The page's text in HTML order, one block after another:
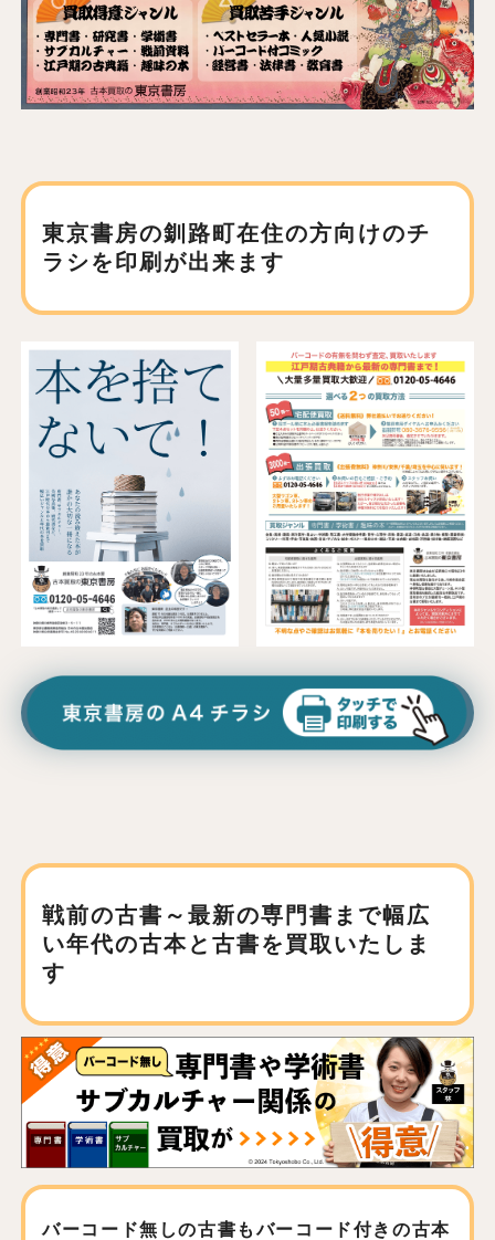
東京書房の釧路町在住の方向けのチ
ラシを印刷が出来ます
戦前の古書～最新の専門書まで幅広
い年代の古本と古書を買取いたしま
す
バーコード無しの古書もバーコード付きの古本